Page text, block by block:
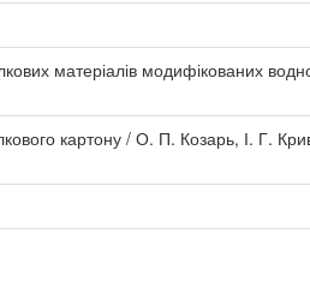
матеріалів модифікованих
картону / О. П. Козарь, І. Г.